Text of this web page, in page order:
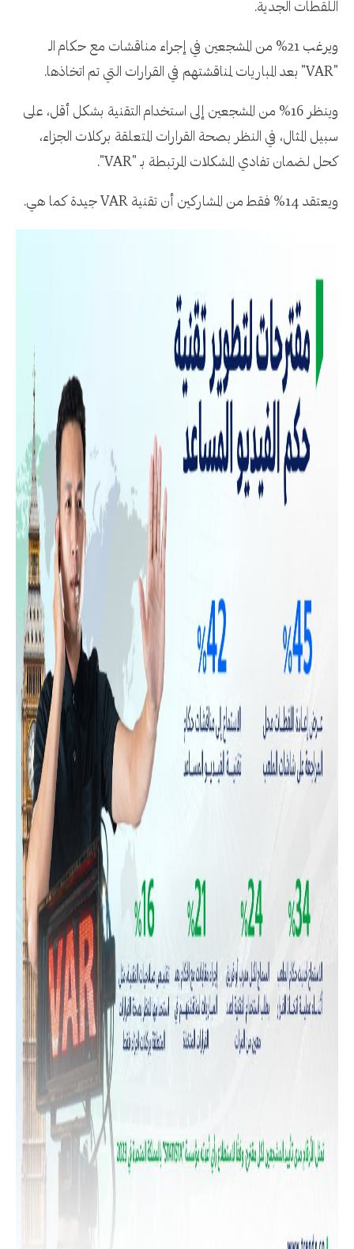
اللقطات الجدية.
ويرغب 21% من المشجعين في إجراء مناقشات مع حكام الـ
"VAR" بعد المباريات لمناقشتهم في القرارات التي تم اتخاذها.
وينظر 16% من المشجعين إلى استخدام التقنية بشكل أقل، على
سبيل المثال، في النظر بصحة القرارات المتعلقة بركلات الجزاء،
كحل لضمان تفادي المشكلات المرتبطة بـ "VAR".
ويعتقد 14% فقط من المشاركين أن تقنية VAR جيدة كما هي.